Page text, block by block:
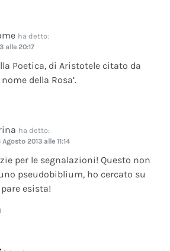
ha detto:
alle 20:17
Poetica, di Aristotele citato da
della Rosa’.
ha detto:
Agosto 2013 alle 11:14
per le segnalazioni! Questo non
pseudobiblium, ho cercato su
esista!